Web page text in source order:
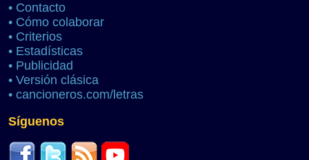
• Contacto
• Cómo colaborar
• Criterios
• Estadísticas
• Publicidad
• Versión clásica
• cancioneros.com/letras
Síguenos